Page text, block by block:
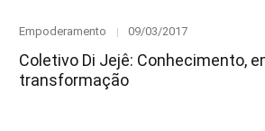
Category
Empoderamento
Posted
09/03/2017
Coletivo Di Jejê: Conhecimento,
transformação